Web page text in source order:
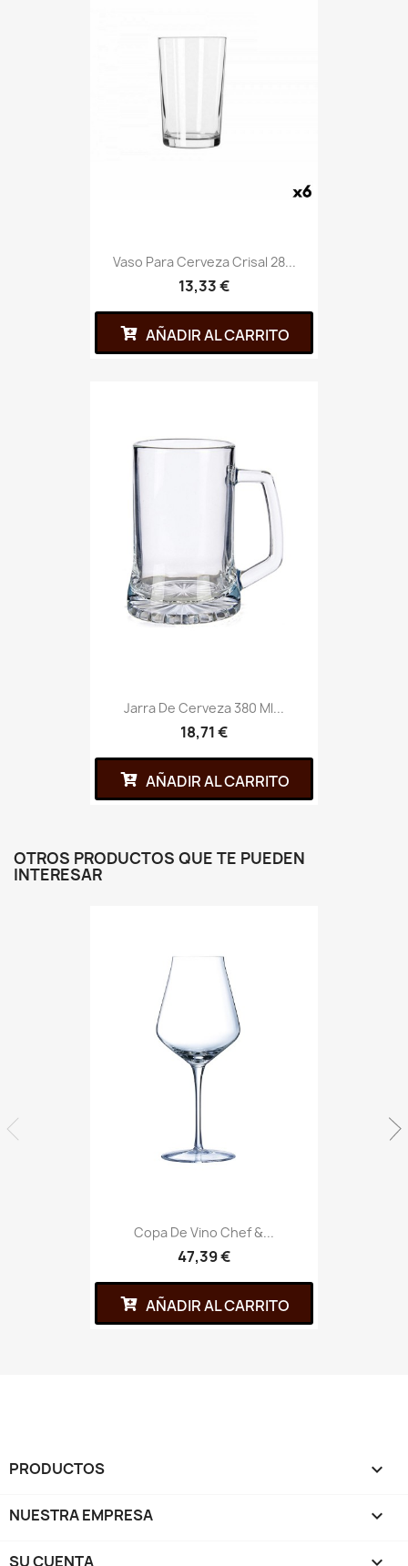
Vaso Para Cerveza Crisal 28...
13,33 €
AÑADIR AL CARRITO
Jarra De Cerveza 380 Ml...
18,71 €
AÑADIR AL CARRITO
OTROS PRODUCTOS QUE TE PUEDEN
INTERESAR
Copa De Vino Chef &...
47,39 €
AÑADIR AL CARRITO
PRODUCTOS 
NUESTRA EMPRESA 
SU CUENTA